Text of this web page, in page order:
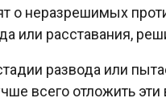
о неразрешимых
или расставания,
развода или
всего отложить